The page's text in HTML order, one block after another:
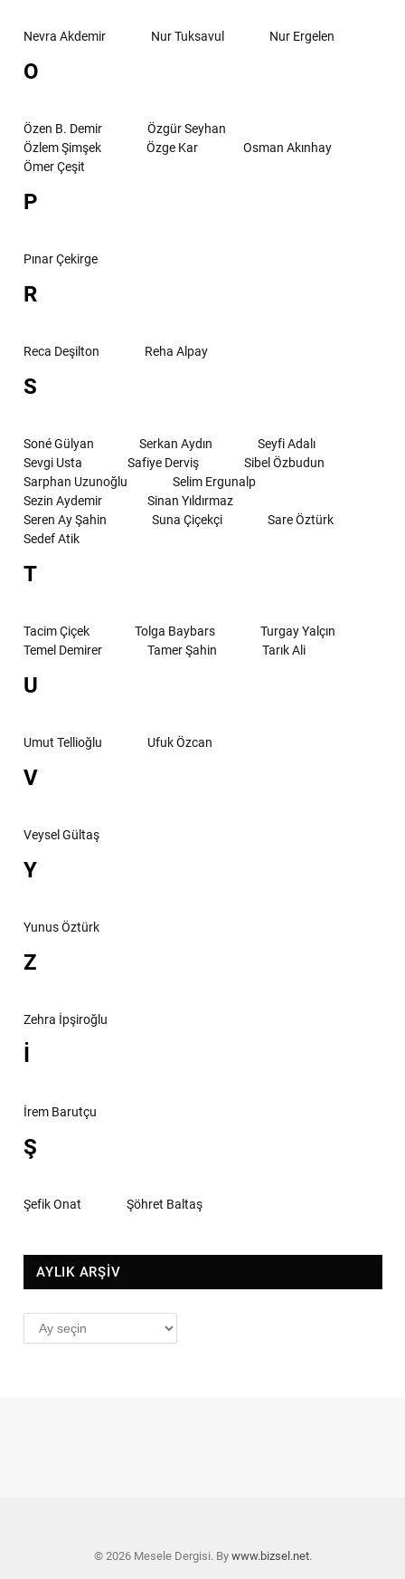
Nevra Akdemir Nur Tuksavul Nur Ergelen
O
Özen B. Demir
Özgür Seyhan
Özlem Şimşek
Özge Kar
Osman Akınhay
Ömer Çeşit
P
Pınar Çekirge
R
Reca Deşilton Reha Alpay
S
Soné Gülyan Serkan Aydın
Seyfi Adalı
Sevgi Usta
Safiye Derviş
Sibel Özbudun
Sarphan Uzunoğlu
Selim Ergunalp
Sezin Aydemir
Sinan Yıldırmaz
Seren Ay Şahin
Suna Çiçekçi
Sare Öztürk
Sedef Atik
T
Tacim Çiçek Tolga Baybars
Turgay Yalçın
Temel Demirer
Tamer Şahin Tarık Ali
U
Umut Tellioğlu Ufuk Özcan
V
Veysel Gültaş
Y
Yunus Öztürk
Z
Zehra İpşiroğlu
İ
İrem Barutçu
Ş
Şefik Onat Şöhret Baltaş
AYLIK ARŞİV
AYLIK
ARŞİV
© 2026 Mesele Dergisi. By www.bizsel.net.